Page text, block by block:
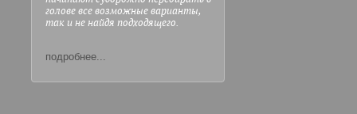
голове все возможные варианты,
так и не найдя подходящего.
подробнее...